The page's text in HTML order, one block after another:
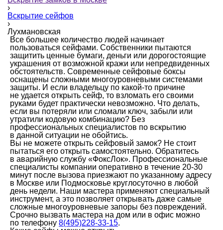
›
Вскрытие сейфов
›
Лухмановская
Все большее количество людей начинает
пользоваться сейфами. Собственники пытаются
защитить ценные бумаги, деньги или дорогостоящие
украшения от возможной кражи или непредвиденных
обстоятельств. Современные сейфовые боксы
оснащены сложными многоуровневыми системами
защиты. И если владельцу по какой-то причине
не удается открыть сейф, то взломать его своими
руками будет практически невозможно. Что делать,
если вы потеряли или сломали ключ, забыли или
утратили кодовую комбинацию? Без
профессиональных специалистов по вскрытию
в данной ситуации не обойтись.
Вы не можете открыть сейфовый замок? Не стоит
пытаться его открыть самостоятельно. Обратитесь
в аварийную службу «ФоксЛок». Профессиональные
специалисты компании оперативно в течение 20-30
минут после вызова приезжают по указанному адресу
в Москве или Подмосковье круглосуточно в любой
день недели. Наши мастера применяют специальный
инструмент, а это позволяет открывать даже самые
сложные многоуровневые запоры без повреждений.
Срочно вызвать мастера на дом или в офис можно
по телефону 8(495)228-33-15.